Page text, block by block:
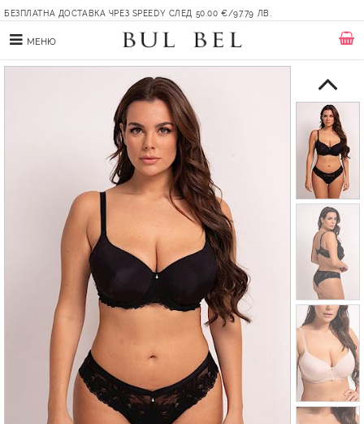
БЕЗПЛАТНА ДОСТАВКА ЧРЕЗ SPEEDY СЛЕД 50.00 €/97.79 ЛВ.
МЕНЮ